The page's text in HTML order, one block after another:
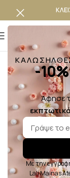
-
Άφησε
Με την
Lali Mainas
Έχετε
σας; Η ομάδα
Lali Mainas
28ης Οκτωβρίου
41223, Λάρισα